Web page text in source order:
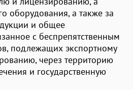
оборудования, а также за
и общее
с беспрепятственным
подлежащих экспортному
через территорию
и государственную